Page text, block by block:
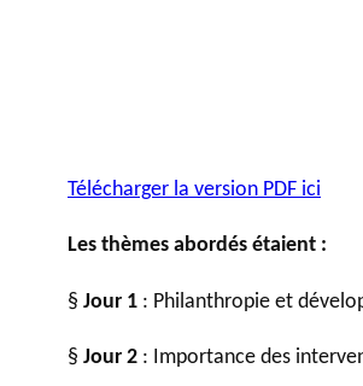
Télécharger la version PDF ici
Les thèmes abordés étaient :
§ Jour 1 : Philanthropie et
§ Jour 2 : Importance des